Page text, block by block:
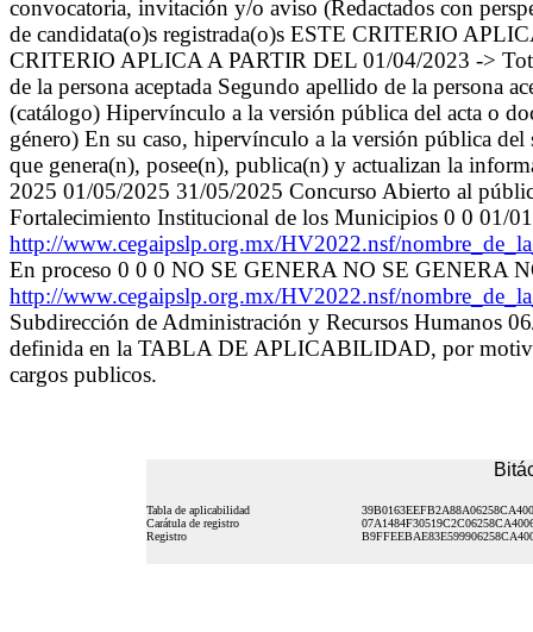
convocatoria, invitación y/o aviso (Redactados con
de candidata(o)s registrada(o)s ESTE CRITERIO
CRITERIO APLICA A PARTIR DEL 01/04/2023 ->
de la persona aceptada Segundo apellido de la
(catálogo) Hipervínculo a la versión pública del acta o
género) En su caso, hipervínculo a la versión pública
que genera(n), posee(n), publica(n) y actualizan la
2025 01/05/2025 31/05/2025 Concurso Abierto al
Fortalecimiento Institucional de los Municipios 0 0 01/
http://www.cegaipslp.org.mx/HV2022.nsf/
En proceso 0 0 0 NO SE GENERA NO SE GENERA
http://www.cegaipslp.org.mx/HV2022.nsf/
Subdirección de Administración y Recursos Humanos
definida en la TABLA DE APLICABILIDAD, por motivo
cargos publicos.
Tabla de aplicabilidad
Carátula de registro
Registro